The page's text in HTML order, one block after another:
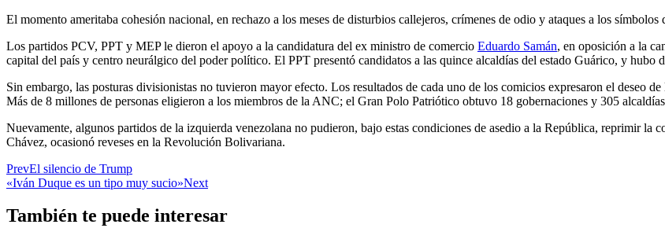
El momento ameritaba cohesión nacional, en rechazo a los meses de disturbios callejeros, crímenes de odio y ataques a los
Los partidos PCV, PPT y MEP le dieron el apoyo a la candidatura del ex ministro de comercio Eduardo Samán, en oposición a la
capital del país y centro neurálgico del poder político. El PPT presentó candidatos a las quince alcaldías del estado Guárico, y hubo
Sin embargo, las posturas divisionistas no tuvieron mayor efecto. Los resultados de cada uno de los comicios expresaron el deseo
Más de 8 millones de personas eligieron a los miembros de la ANC; el Gran Polo Patriótico obtuvo 18 gobernaciones y 305
Nuevamente, algunos partidos de la izquierda venezolana no pudieron, bajo estas condiciones de asedio a la República, reprimir
Chávez, ocasionó reveses en la Revolución Bolivariana.
PrevEl silencio de Trump
«Iván Duque es un tipo muy sucio»Next
También te puede interesar